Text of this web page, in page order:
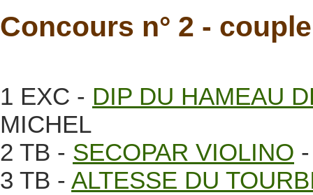
Concours n° 2 -
1 EXC - DIP DU HAMEAU
MICHEL
2 TB - SECOPAR VIOLINO
3 TB - ALTESSE DU